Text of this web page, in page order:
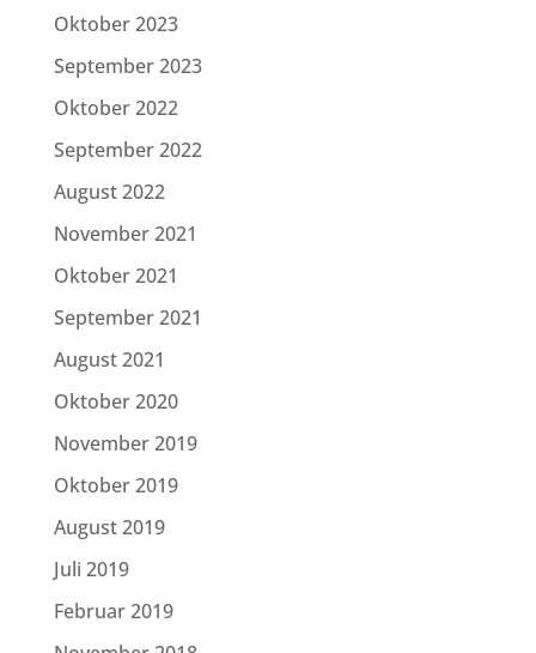
Oktober 2023
September 2023
Oktober 2022
September 2022
August 2022
November 2021
Oktober 2021
September 2021
August 2021
Oktober 2020
November 2019
Oktober 2019
August 2019
Juli 2019
Februar 2019